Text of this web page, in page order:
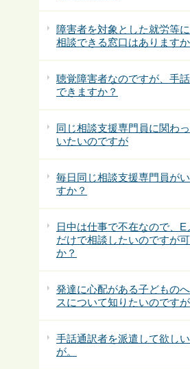
障害者を対象とした就労等
相談できる窓口はありますか
聴覚障害者なのですが、手
できますか？
同じ相談支援専門員に関わ
いたいのですが
毎日同じ相談支援専門員が
すか？
日中は仕事で不在なので、E
だけで相談したいのですが
か？
発達に心配がある子どもの
スについて知りたいのですが
手話通訳者を派遣して欲し
が。